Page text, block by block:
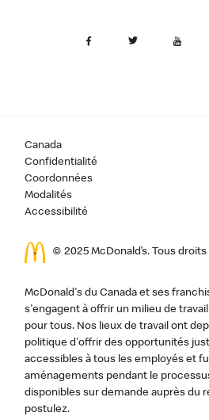
Canada
Confidentialité
Coordonnées
Modalités
Accessibilité
© 2025 McDonald’s. Tous
McDonald's du Canada et ses
s'engagent à offrir un milieu de
pour tous. Nos lieux de travail ont
politique d'offrir des opportunités
accessibles à tous les employés et
aménagements pendant le
disponibles sur demande auprès du
postulez.